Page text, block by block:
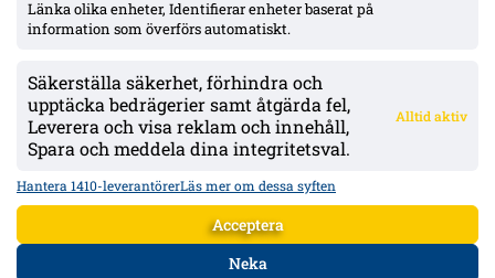
Länka olika enheter, Identifierar enheter baserat på
information som överförs automatiskt.
Säkerställa säkerhet, förhindra och
upptäcka bedrägerier samt åtgärda fel,
Leverera och visa reklam och innehåll,
Spara och meddela dina integritetsval.
Alltid aktiv
Hantera 1410-leverantörerLäs mer om dessa syften
Acceptera
Neka
Nyheter & Reportage
Spelarbetyg
KONTAKT
kontakt@bollsvenskan.se
redaktionen@bollsvenskan.se
jobb@bollsvenskan.se
ÖVRIGT
Annonsera